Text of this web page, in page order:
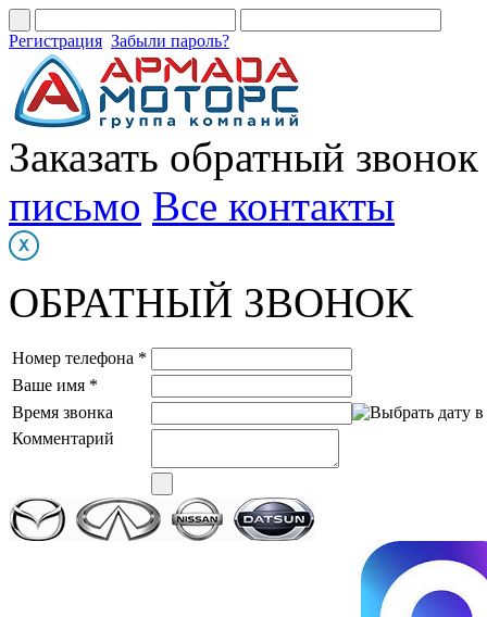
Регистрация Забыли пароль?
Заказать обратный звонок
письмо Все контакты
ОБРАТНЫЙ ЗВОНОК
Номер телефона *
Ваше имя *
Время звонка
Комментарий